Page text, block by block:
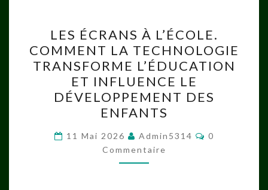
ÉCRANS
À
L’ÉCOLE.
COMMENT
LA
TECHNOLOGIE
TRANSFORME
L’ÉDUCATION
LES ÉCRANS À L’ÉCOLE.
COMMENT LA TECHNOLOGIE
TRANSFORME L’ÉDUCATION
ET INFLUENCE LE
DÉVELOPPEMENT DES
ENFANTS
11 Mai 2026 Admin5314
0
Commentaire